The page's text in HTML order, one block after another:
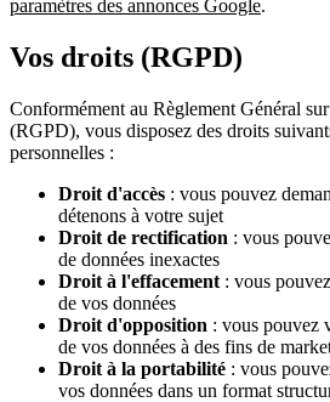
paramètres des annonces Google.
Vos droits (RGPD)
Conformément au Règlement Général
(RGPD), vous disposez des droits
personnelles :
Droit d'accès : vous pouvez
détenons à votre sujet
Droit de rectification : vous
de données inexactes
Droit à l'effacement : vous
de vos données
Droit d'opposition : vous pouvez
de vos données à des fins de
Droit à la portabilité : vous
vos données dans un format